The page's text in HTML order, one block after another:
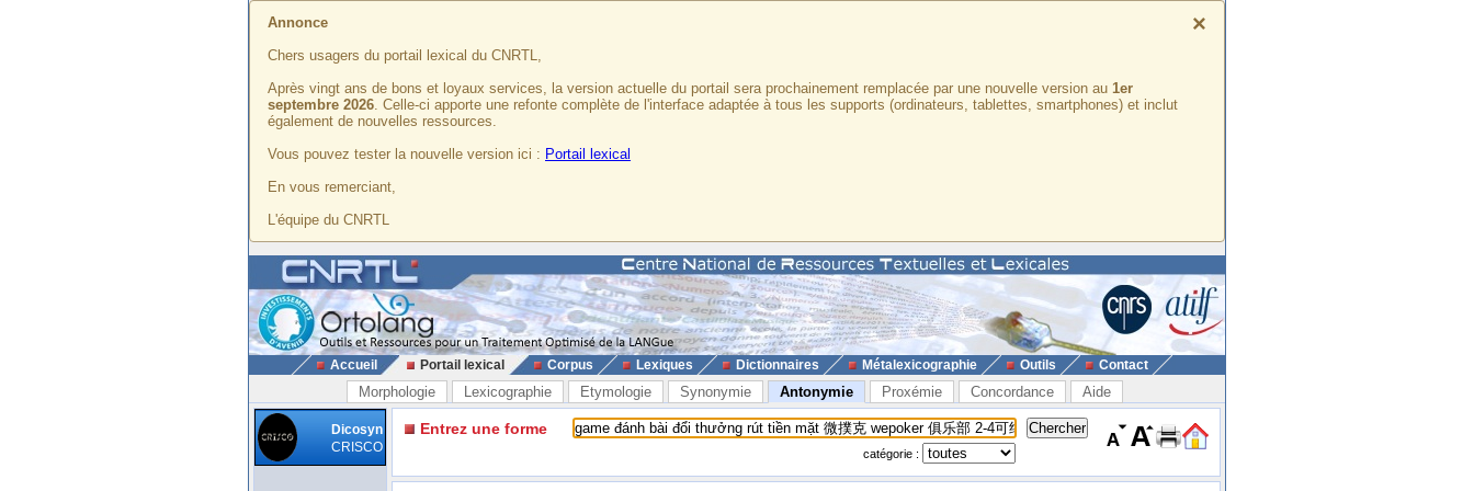
×
Annonce
Chers usagers du portail lexical du CNRTL,
Après vingt ans de bons et loyaux services, la version actuelle du portail sera prochainement remplacée par une nouvelle version au 1er
septembre 2026. Celle-ci apporte une refonte complète de l'interface adaptée à tous les supports (ordinateurs, tablettes, smartphones) et inclut
également de nouvelles ressources.
Vous pouvez tester la nouvelle version ici : Portail lexical
En vous remerciant,
L'équipe du CNRTL
Accueil Portail lexical Corpus Lexiques Dictionnaires Métalexicographie Outils Contact
Morphologie Lexicographie Etymologie Synonymie Antonymie Proxémie Concordance Aide
Dicosyn
CRISCO
Entrez une forme
catégorie :